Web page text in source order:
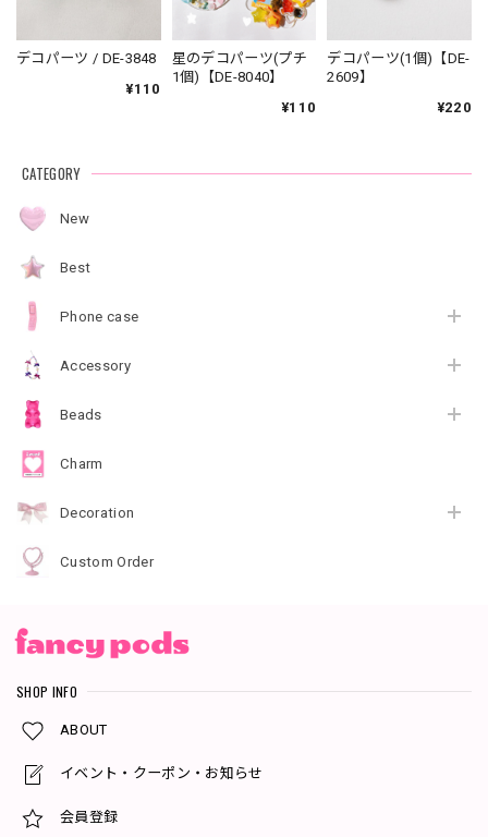
デコパーツ / DE-3848
¥110
星のデコパーツ(プチ
1個)【DE-8040】
¥110
デコパーツ(1個)【DE-
2609】
¥220
CATEGORY
New
Best
Phone case
Accessory
Beads
Charm
Decoration
Custom Order
SHOP INFO
ABOUT
イベント・クーポン・お知らせ
会員登録